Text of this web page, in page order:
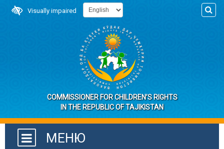
Visually impaired
COMMISSIONER FOR CHILDREN’S RIGHTS
IN THE REPUBLIC OF TAJIKISTAN
МЕНЮ